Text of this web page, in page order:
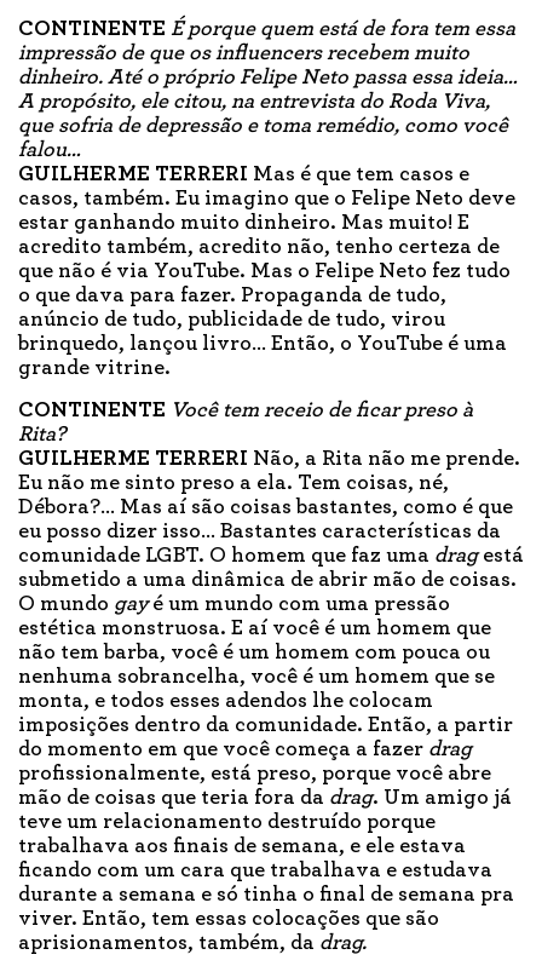
CONTINENTE É porque quem está de fora tem essa
impressão de que os influencers recebem muito
dinheiro. Até o próprio Felipe Neto passa essa ideia…
A propósito, ele citou, na entrevista do Roda Viva,
que sofria de depressão e toma remédio, como você
falou…
GUILHERME TERRERI Mas é que tem casos e
casos, também. Eu imagino que o Felipe Neto deve
estar ganhando muito dinheiro. Mas muito! E
acredito também, acredito não, tenho certeza de
que não é via YouTube. Mas o Felipe Neto fez tudo
o que dava para fazer. Propaganda de tudo,
anúncio de tudo, publicidade de tudo, virou
brinquedo, lançou livro… Então, o YouTube é uma
grande vitrine.
CONTINENTE Você tem receio de ficar preso à
Rita?
GUILHERME TERRERI Não, a Rita não me prende.
Eu não me sinto preso a ela. Tem coisas, né,
Débora?… Mas aí são coisas bastantes, como é que
eu posso dizer isso… Bastantes características da
comunidade LGBT. O homem que faz uma dragestá
submetido a uma dinâmica de abrir mão de coisas.
O mundo gayé um mundo com uma pressão
estética monstruosa. E aí você é um homem que
não tem barba, você é um homem com pouca ou
nenhuma sobrancelha, você é um homem que se
monta, e todos esses adendos lhe colocam
imposições dentro da comunidade. Então, a partir
do momento em que você começa a fazer drag
profissionalmente, está preso, porque você abre
mão de coisas que teria fora da drag. Um amigo já
teve um relacionamento destruído porque
trabalhava aos finais de semana, e ele estava
ficando com um cara que trabalhava e estudava
durante a semana e só tinha o final de semana pra
viver. Então, tem essas colocações que são
aprisionamentos, também, da drag.